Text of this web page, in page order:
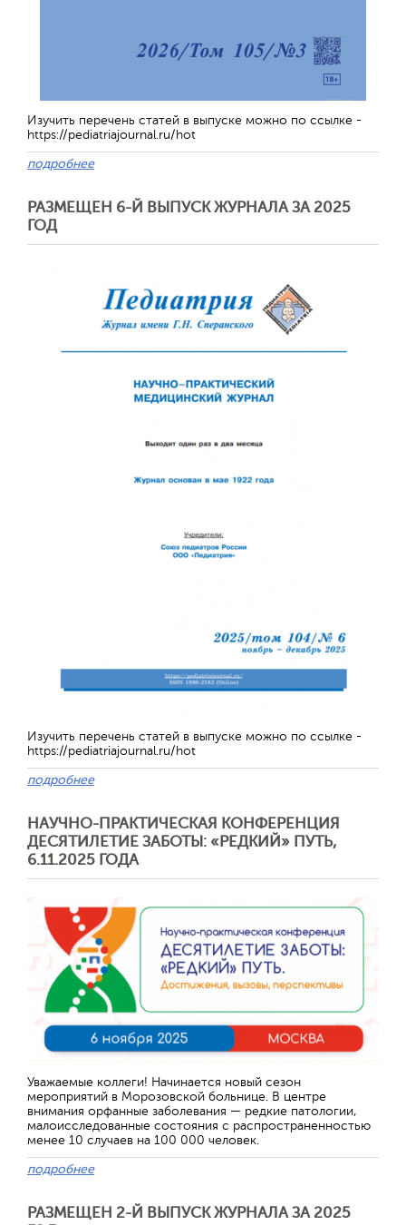
Изучить перечень статей в выпуске можно по ссылке -
https://pediatriajournal.ru/hot
подробнее
РАЗМЕЩЕН 6-Й ВЫПУСК ЖУРНАЛА ЗА 2025
ГОД
Изучить перечень статей в выпуске можно по ссылке -
https://pediatriajournal.ru/hot
подробнее
НАУЧНО-ПРАКТИЧЕСКАЯ КОНФЕРЕНЦИЯ
ДЕСЯТИЛЕТИЕ ЗАБОТЫ: «РЕДКИЙ» ПУТЬ,
6.11.2025 ГОДА
Уважаемые коллеги! Начинается новый сезон
мероприятий в Морозовской больнице. В центре
внимания орфанные заболевания — редкие патологии,
малоисследованные состояния с распространенностью
менее 10 случаев на 100 000 человек.
подробнее
РАЗМЕЩЕН 2-Й ВЫПУСК ЖУРНАЛА ЗА 2025
Отправить